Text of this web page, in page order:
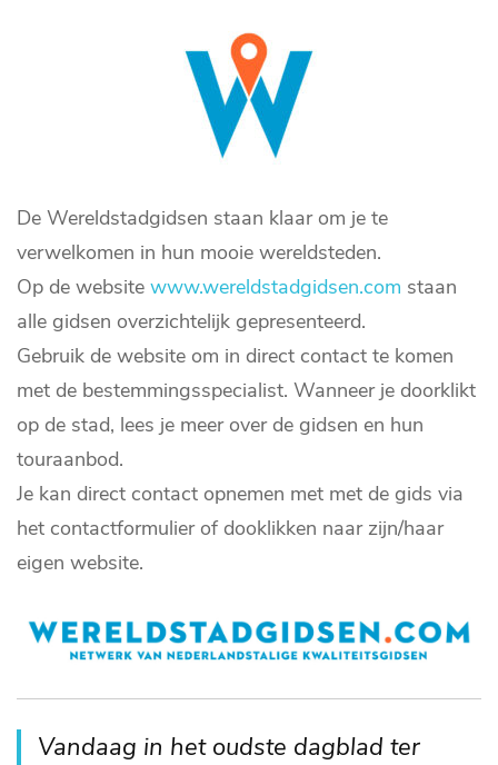
De Wereldstadgidsen staan klaar om je te
verwelkomen in hun mooie wereldsteden.
Op de website www.wereldstadgidsen.com staan
alle gidsen overzichtelijk gepresenteerd.
Gebruik de website om in direct contact te komen
met de bestemmingsspecialist. Wanneer je doorklikt
op de stad, lees je meer over de gidsen en hun
touraanbod.
Je kan direct contact opnemen met met de gids via
het contactformulier of dooklikken naar zijn/haar
eigen website.
Vandaag in het oudste dagblad ter